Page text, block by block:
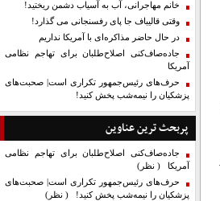
خانم مهاجرانی، آب به آسیاب دشمن ریختید!
وقتی قالیباف جا پای رفسنجانی می گذارد!
در حال حاضر مذاکره‌ای با آمریکا نداریم
جاده‌صاف‌کنی اصلاح‌طلبان برای تهاجم نظامی
آمریکا
حرف‌های رئیس‌جمهور تکراری است| صحبت‌های
پزشکیان را نیمه‌شب پخش کنید!
پربحث ترین عناوین
جاده‌صاف‌کنی اصلاح‌طلبان برای تهاجم نظامی
آمریکا ( نظر)
حرف‌های رئیس‌جمهور تکراری است| صحبت‌های
پزشکیان را نیمه‌شب پخش کنید! ( نظر)